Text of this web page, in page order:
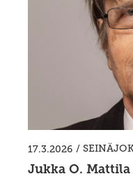
17.3.2026 /
Jukka O. Mattila